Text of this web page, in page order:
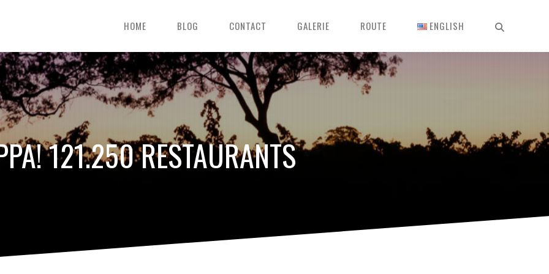
HOME BLOG CONTACT GALERIE ROUTE ENGLISH
121.250 RESTAURANTS